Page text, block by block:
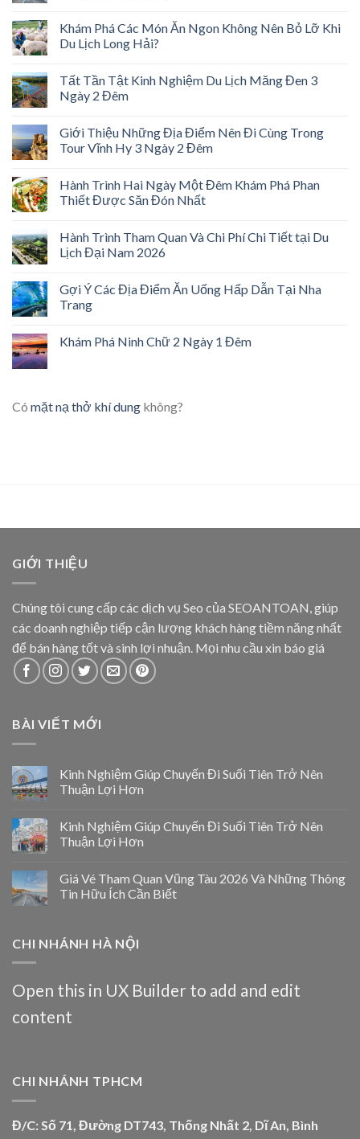
Khám Phá Các Món Ăn Ngon Không Nên Bỏ Lỡ Khi
Du Lịch Long Hải?
Tất Tần Tật Kinh Nghiệm Du Lịch Măng Đen 3
Ngày 2 Đêm
Giới Thiệu Những Địa Điểm Nên Đi Cùng Trong
Tour Vĩnh Hy 3 Ngày 2 Đêm
Hành Trình Hai Ngày Một Đêm Khám Phá Phan
Thiết Được Săn Đón Nhất
Hành Trình Tham Quan Và Chi Phí Chi Tiết tại Du
Lịch Đại Nam 2026
Gợi Ý Các Địa Điểm Ăn Uống Hấp Dẫn Tại Nha
Trang
Khám Phá Ninh Chữ 2 Ngày 1 Đêm
Có mặt nạ thở khí dung không?
GIỚI THIỆU
Chúng tôi cung cấp các dịch vụ Seo của SEOANTOAN, giúp
các doanh nghiệp tiếp cận lượng khách hàng tiềm năng nhất
để bán hàng tốt và sinh lợi nhuận. Mọi nhu cầu xin báo giá
BÀI VIẾT MỚI
Kinh Nghiệm Giúp Chuyến Đi Suối Tiên Trở Nên
Thuận Lợi Hơn
Kinh Nghiệm Giúp Chuyến Đi Suối Tiên Trở Nên
Thuận Lợi Hơn
Giá Vé Tham Quan Vũng Tàu 2026 Và Những Thông
Tin Hữu Ích Cần Biết
CHI NHÁNH HÀ NỘI
Open this in UX Builder to add and edit
content
CHI NHÁNH TPHCM
Đ/C: Số 71, Đường DT743, Thống Nhất 2, Dĩ An, Bình